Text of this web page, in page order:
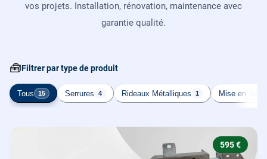
vos projets. Installation, rénovation, maintenance avec
garantie qualité.
🧰Filtrer par type de produit
Tous 15 Serrures 4 Rideaux Métalliques 1 Mise en
595 €